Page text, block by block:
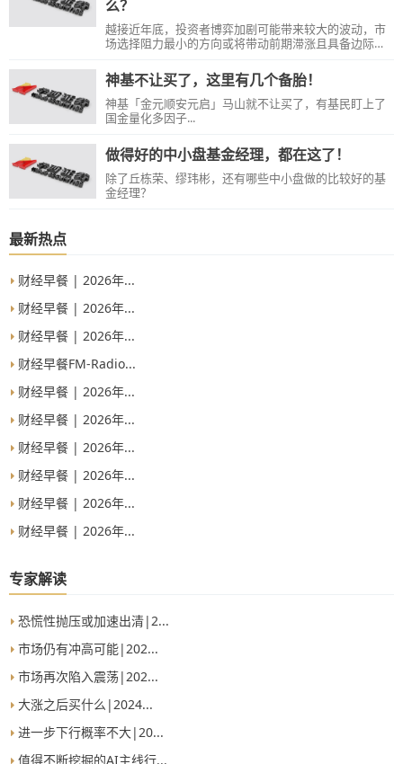
么？
越接近年底，投资者博弈加剧可能带来较大的波动，市
场选择阻力最小的方向或将带动前期滞涨且具备边际变
神基不让买了，这里有几个备胎！
神基「金元顺安元启」马山就不让买了，有基民盯上了
国金量化多因子...
做得好的中小盘基金经理，都在这了！
除了丘栋荣、缪玮彬，还有哪些中小盘做的比较好的基
金经理？
最新热点
财经早餐 | 2026年...
财经早餐 | 2026年...
财经早餐 | 2026年...
财经早餐FM-Radio...
财经早餐 | 2026年...
财经早餐 | 2026年...
财经早餐 | 2026年...
财经早餐 | 2026年...
财经早餐 | 2026年...
财经早餐 | 2026年...
专家解读
恐慌性抛压或加速出清|2...
市场仍有冲高可能|202...
市场再次陷入震荡|202...
大涨之后买什么|2024...
进一步下行概率不大|20...
值得不断挖掘的AI主线行...